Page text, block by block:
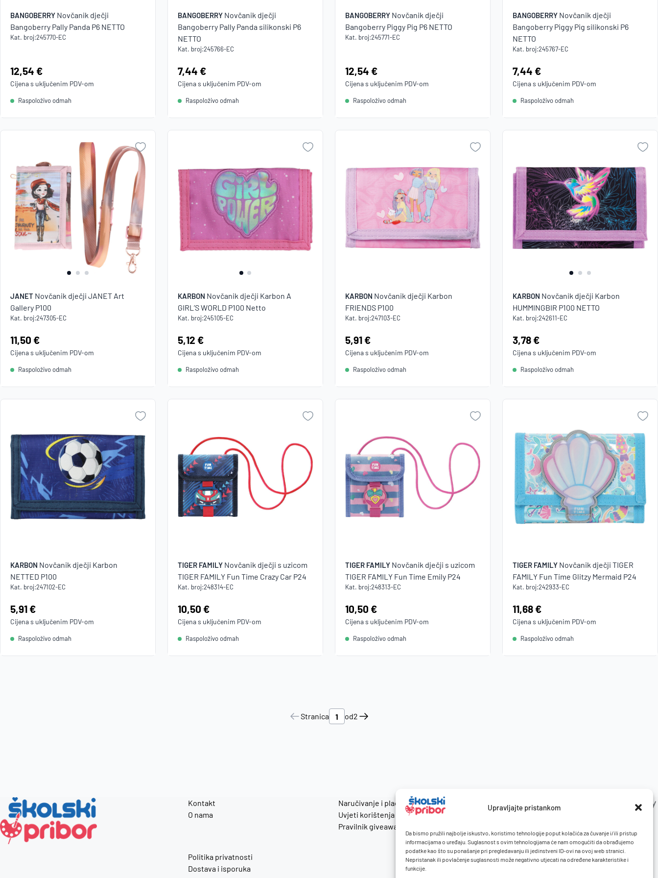
Upravljajte pristankom
Da bismo pružili najbolje iskustvo, koristimo tehnologije poput kolačića za čuvanje i/ili pristup
informacijama o uređaju. Suglasnost s ovim tehnologijama će nam omogućiti da obrađujemo
podatke kao što su ponašanje pri pregledavanju ili jedinstveni ID-ovi na ovoj web stranici.
Nepristanak ili povlačenje suglasnosti može negativno utjecati na određene karakteristike i
funkcije.
BANGOBERRY Novčanik dječji
Bangoberry Pally Panda P6 NETTO
Kat. broj:245770-EC
Cijena:
12,54 €
Cijena s uključenim PDV-om
Raspoloživo odmah
BANGOBERRY Novčanik dječji
Bangoberry Pally Panda silikonski P6
NETTO
Kat. broj:245766-EC
Cijena:
7,44 €
Cijena s uključenim PDV-om
Raspoloživo odmah
BANGOBERRY Novčanik dječji
Bangoberry Piggy Pig P6 NETTO
Kat. broj:245771-EC
Cijena:
12,54 €
Cijena s uključenim PDV-om
Raspoloživo odmah
BANGOBERRY Novčanik dječji
Bangoberry Piggy Pig silikonski P6
NETTO
Kat. broj:245767-EC
Cijena:
7,44 €
Cijena s uključenim PDV-om
Raspoloživo odmah
JANET Novčanik dječji JANET Art
Gallery P100
Kat. broj:247305-EC
Cijena:
11,50 €
Cijena s uključenim PDV-om
Raspoloživo odmah
KARBON Novčanik dječji Karbon A
GIRL’S WORLD P100 Netto
Kat. broj:245105-EC
Cijena:
5,12 €
Cijena s uključenim PDV-om
Raspoloživo odmah
KARBON Novčanik dječji Karbon
FRIENDS P100
Kat. broj:247103-EC
Cijena:
5,91 €
Cijena s uključenim PDV-om
Raspoloživo odmah
KARBON Novčanik dječji Karbon
HUMMINGBIR P100 NETTO
Kat. broj:242611-EC
Cijena:
3,78 €
Cijena s uključenim PDV-om
Raspoloživo odmah
KARBON Novčanik dječji Karbon
NETTED P100
Kat. broj:247102-EC
Cijena:
5,91 €
Cijena s uključenim PDV-om
Raspoloživo odmah
TIGER FAMILY Novčanik dječji s uzicom
TIGER FAMILY Fun Time Crazy Car P24
Kat. broj:248314-EC
Cijena:
10,50 €
Cijena s uključenim PDV-om
Raspoloživo odmah
TIGER FAMILY Novčanik dječji s uzicom
TIGER FAMILY Fun Time Emily P24
Kat. broj:248313-EC
Cijena:
10,50 €
Cijena s uključenim PDV-om
Raspoloživo odmah
TIGER FAMILY Novčanik dječji TIGER
FAMILY Fun Time Glitzy Mermaid P24
Kat. broj:242933-EC
Cijena:
11,68 €
Cijena s uključenim PDV-om
Raspoloživo odmah
Stranica od2
Kontakt
O nama
Naručivanje i plaćanje
Uvjeti korištenja
Pravilnik giveaway
Politika privatnosti
Dostava i isporuka